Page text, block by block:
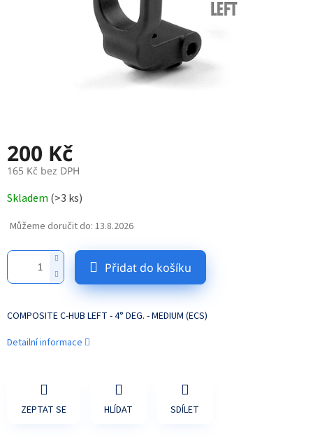
200 Kč
165 Kč bez DPH
cena:
Skladem (>3 ks)
Můžeme doručit do: 13.8.2026
Přidat do košíku
COMPOSITE C-HUB LEFT - 4° DEG. - MEDIUM (ECS)
Detailní informace
ZEPTAT SE HLÍDAT SDÍLET